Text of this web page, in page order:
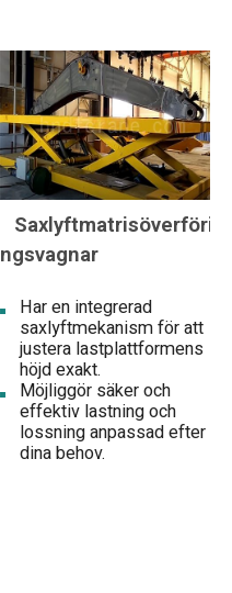
Saxlyftmatrisöverföri
ngsvagnar
Har en integrerad
saxlyftmekanism för att
justera lastplattformens
höjd exakt.
Möjliggör säker och
effektiv lastning och
lossning anpassad efter
dina behov.